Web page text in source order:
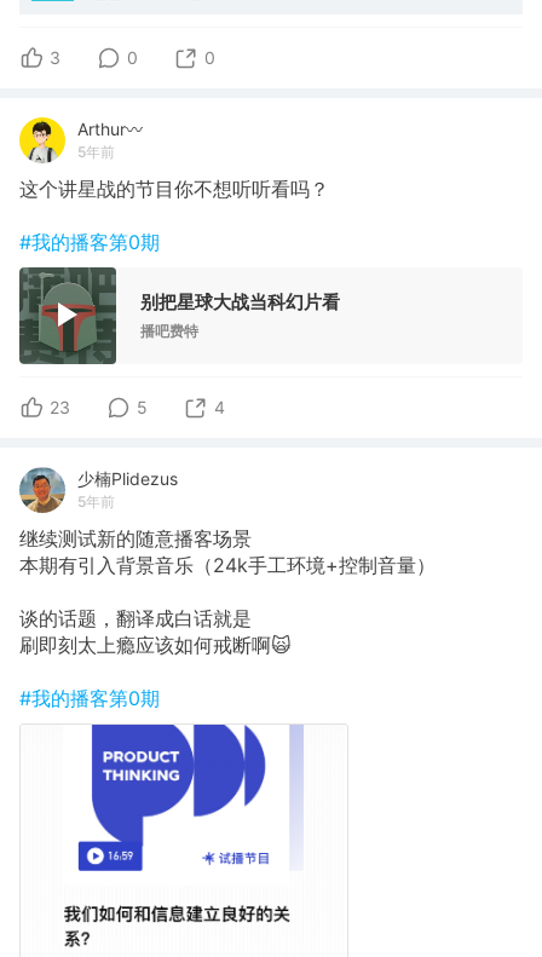
3 0 0
Arthur〰
5年前
这个讲星战的节目你不想听听看吗？
#我的播客第0期
别把星球大战当科幻片看
播吧费特
23 5 4
少楠Plidezus
5年前
继续测试新的随意播客场景
本期有引入背景音乐（24k手工环境+控制音量）
谈的话题，翻译成白话就是
刷即刻太上瘾应该如何戒断啊🙀
#我的播客第0期